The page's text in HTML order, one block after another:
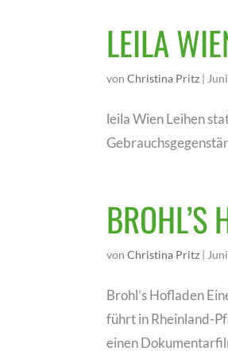
LEILA
vonChristina Pritz |
leila Wien Leihen
BROHL’S
vonChristina Pritz |
Brohl’s Hofladen
führt in Rheinland-
einen